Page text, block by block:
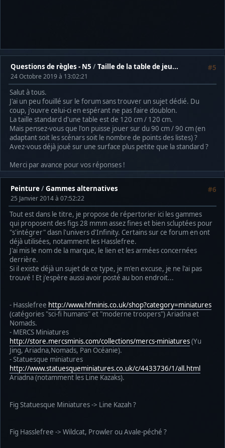
#5
Questions de règles - N5 /Taille de la table de jeu...
24 Octobre 2019 à 13:02:21
Salut à tous.
J'ai un peu fouillé sur le forum sans trouver un sujet dédié. Du
coup, j'ouvre celui-ci en espérant ne pas faire doublon.
La taille standard d'une table est de 120 cm / 120 cm.
Mais pensez-vous que l'on puisse jouer sur du 90 cm / 90 cm (en
adaptant soit les scénars soit le nombre de points des listes) ?
Avez-vous déjà joué sur une surface plus petite que la standard ?
Merci par avance pour vos réponses !
#6
Peinture/Gammes alternatives
25 Janvier 2014 à 07:52:22
Tout est dans le titre, je propose de répertorier ici les gammes
qui proposent des figs 28 mmm assez fines et bien scluptées pour
"s'intégrer" dasn l'univers d'Infinity. Certains sur ce forum en ont
déjà utilisées, notamment les Hasslefree.
J'ai mis le nom de la marque, le lien et les armées concernées
derrière.
Si il existe déjà un sujet de ce type, je m'en excuse, je ne l'ai pas
trouvé ! Et j'espère aussi avoir posté au bon endroit...
- Hasslefree http://www.hfminis.co.uk/shop?category=miniatures
(catégories "sci-fi humans" et "moderne troopers") Ariadna et
Nomads.
- MERCS Miniatures
http://store.mercsminis.com/collections/mercs-miniatures(Yu
Jing, Ariadna,Nomads, Pan Océanie).
- Statuesque miniatures
http://www.statuesqueminiatures.co.uk/c/4433736/1/all.html
Ariadna (notamment les Line Kazaks).
Fig Statuesque Miniatures -> Line Kazah ?
Fig Hasslefree -> Wildcat, Prowler ou Avale-péché ?